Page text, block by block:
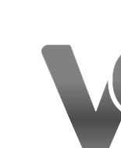
content